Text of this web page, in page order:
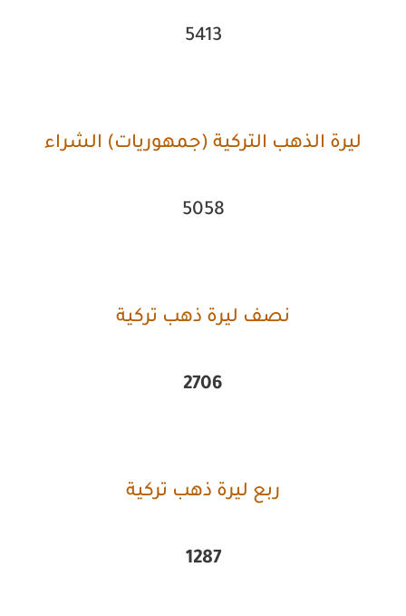
5413
ليرة الذهب التركية (جمهوريات) الشراء
5058
نصف ليرة ذهب تركية
2706
ربع ليرة ذهب تركية
1287